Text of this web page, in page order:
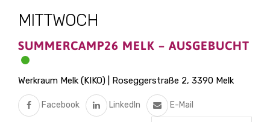
MITTWOCH
SUMMERCAMP26 MELK – AUSGEBUCHT
Werkraum Melk (KIKO) | Roseggerstraße 2, 3390 Melk
Facebook LinkedIn E-Mail